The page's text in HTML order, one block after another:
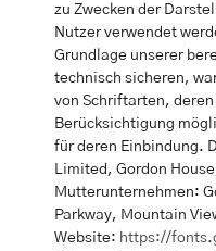
zu Zwecken der
Nutzer verwendet
Grundlage unserer
technisch sicheren,
von Schriftarten,
Berücksichtigung
für deren Einbindung.
Limited, Gordon
Mutterunternehmen:
Parkway, Mountain
Website: https://